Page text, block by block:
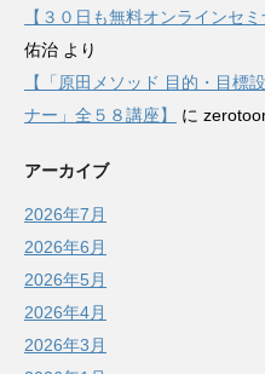
【３０日も無料オンラインセ
佑治 より
【「原田メソッド 目的・目標
ナー」全５８講座】
に
アーカイブ
2026年7月
2026年6月
2026年5月
2026年4月
2026年3月